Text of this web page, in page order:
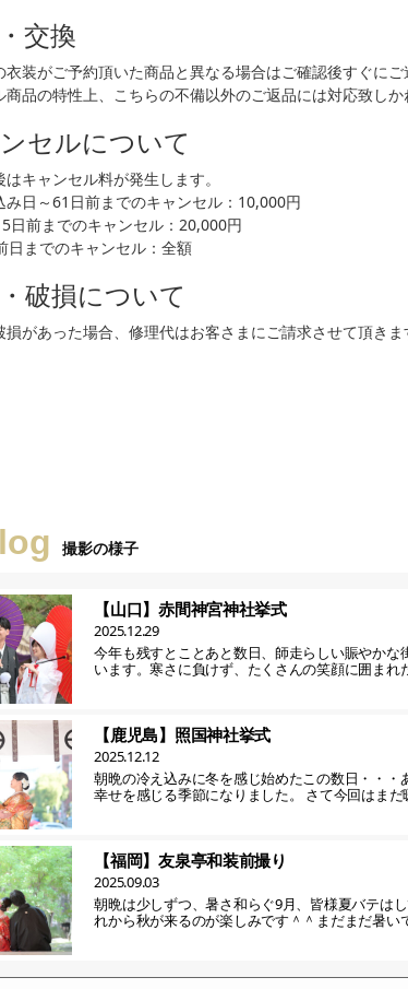
交換
衣装がご予約頂いた商品と異なる場合はご確認後すぐにご
商品の特性上、こちらの不備以外のご返品には対応致しか
セルについて
キャンセル料が発生します。
み日～61日前までのキャンセル：10,000円
日前までのキャンセル：20,000円
日までのキャンセル：全額
破損について
損があった場合、修理代はお客さまにご請求させて頂きま
撮影の様子
【山口】赤間神宮神社挙式
2025.12.29
今年も残すとことあと数日、師走らしい賑やかな
います。寒さに負けず、たくさんの笑顔に囲まれ
【鹿児島】照国神社挙式
2025.12.12
朝晩の冷え込みに冬を感じ始めたこの数日・・・
幸せを感じる季節になりました。 さて今回はま
【福岡】友泉亭和装前撮り
2025.09.03
朝晩は少しずつ、暑さ和らぐ9月、皆様夏バテは
れから秋が来るのが楽しみです＾＾まだまだ暑い